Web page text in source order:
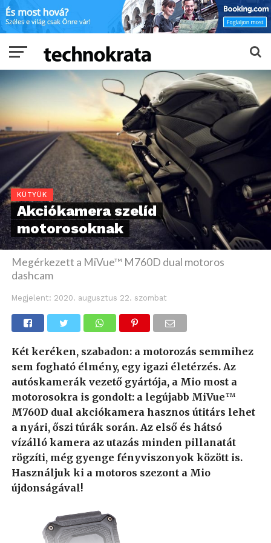
KÜTYÜK
Akciókamera szelíd
motorosoknak
Megérkezett a MiVue™ M760D dual motoros
dashcam
Megjelent: 2020. augusztus 22. szombat
Két keréken, szabadon: a motorozás semmihez
sem fogható élmény, egy igazi életérzés. Az
autóskamerák vezető gyártója, a Mio most a
motorosokra is gondolt: a legújabb MiVue™
M760D dual akciókamera hasznos útitárs lehet
a nyári, őszi túrák során. Az első és hátsó
vízálló kamera az utazás minden pillanatát
rögzíti, még gyenge fényviszonyok között is.
Használjuk ki a motoros szezont a Mio
újdonságával!